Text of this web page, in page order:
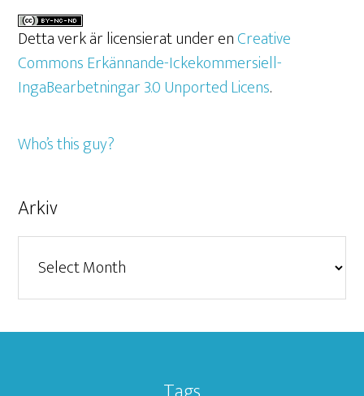
Detta verk är licensierat under enCreative
Commons Erkännande-Ickekommersiell-
IngaBearbetningar 3.0 Unported Licens.
Who’s this guy?
Arkiv